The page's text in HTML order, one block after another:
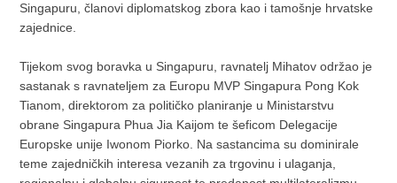
Singapuru, članovi diplomatskog zbora kao i tamošnje hrvatske
zajednice.
Tijekom svog boravka u Singapuru, ravnatelj Mihatov održao je
sastanak s ravnateljem za Europu MVP Singapura Pong Kok
Tianom, direktorom za političko planiranje u Ministarstvu
obrane Singapura Phua Jia Kaijom te šeficom Delegacije
Europske unije Iwonom Piorko. Na sastancima su dominirale
teme zajedničkih interesa vezanih za trgovinu i ulaganja,